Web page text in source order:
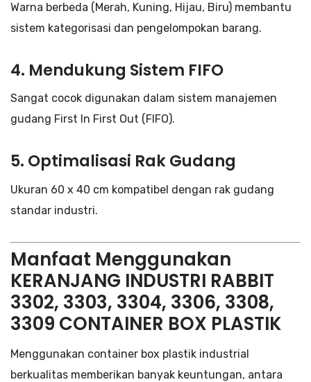
Warna berbeda (Merah, Kuning, Hijau, Biru) membantu
sistem kategorisasi dan pengelompokan barang.
4. Mendukung Sistem FIFO
Sangat cocok digunakan dalam sistem manajemen
gudang First In First Out (FIFO).
5. Optimalisasi Rak Gudang
Ukuran 60 x 40 cm kompatibel dengan rak gudang
standar industri.
Manfaat Menggunakan
KERANJANG INDUSTRI RABBIT
3302, 3303, 3304, 3306, 3308,
3309 CONTAINER BOX PLASTIK
Menggunakan container box plastik industrial
berkualitas memberikan banyak keuntungan, antara